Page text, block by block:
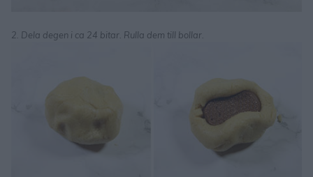
2. Dela degen i ca 24 bitar. Rulla dem till bollar.